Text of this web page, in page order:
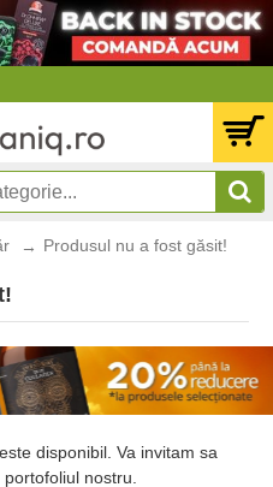
Produsul nu a fost găsit!
disponibil. Va invitam sa
nostru.